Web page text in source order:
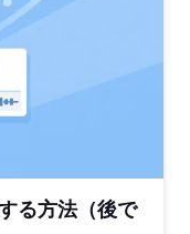
る方法（後で